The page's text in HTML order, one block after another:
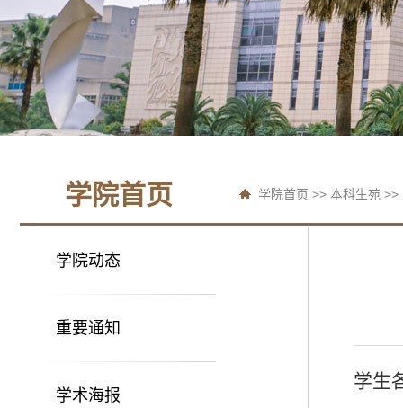
学院首页 学院首页 >> 本科生苑 >>
学院动态
重要通知
学术海报
学生